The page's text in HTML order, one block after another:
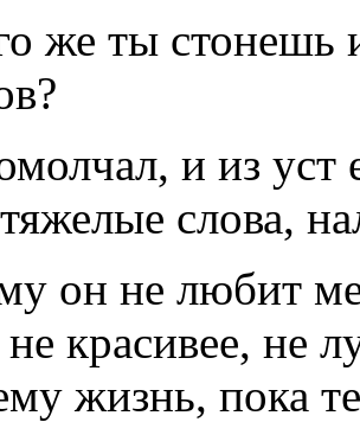
же ты
и из уст
слова,
он не любит
не красивее, не
жизнь, пока